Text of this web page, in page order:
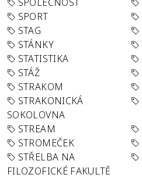
SPORT
STAG
STÁNKY
STATISTIKA
STÁŽ
STRAKOM
STRAKONICKÁ
SOKOLOVNA
STREAM
STROMEČEK
STŘELBA NA
FILOZOFICKÉ FAKULTĚ